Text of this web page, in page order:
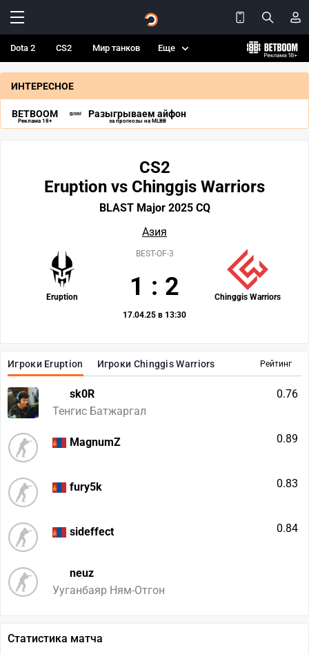
Dota 2 CS2 Мир танков Еще
ИНТЕРЕСНОЕ
BETBOOM
Реклама 18+
Разыгрываем айфон
за прогнозы на MLBB
Рейтинг
Игроки Eruption Игроки Chinggis Warriors
sk0R
Тенгис Батжаргал
0.76
MagnumZ 0.89
fury5k 0.83
sideffect 0.84
neuz
Ууганбаяр Ням-Отгон
CS2
Eruption vs Chinggis Warriors
BLAST Major 2025 CQ
Азия
Eruption Chinggis Warriors
BEST-OF-3
1 : 2
17.04.25 в 13:30
Статистика матча